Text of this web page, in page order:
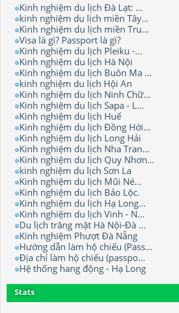
Kinh nghiệm du lịch Đà Lạt: ...
kinh nghiệm du lịch miền Tây...
Kinh nghiệm du lịch miền Tru...
Visa là gì? Passport là gì?
Kinh nghiệm du lịch Pleiku -...
Kinh nghiệm du lịch Hà Nội
Kinh nghiệm du lịch Buôn Ma ...
kinh nghiệm du lịch Hội An
Kinh nghiệm du lịch Ninh Chữ...
Kinh nghiệm du lịch Sapa - L...
Kinh nghiệm du lịch Huế
Kinh nghiệm du lịch Đồng Hới...
Kinh nghiệm du lịch Long Hải
Kinh nghiệm du lịch Nha Tran...
Kinh nghiệm du lịch Quy Nhơn...
kinh nghiệm du lịch Sơn La
Kinh nghiệm du lịch Mũi Né...
Kinh nghiệm du lịch Bảo Lộc.
Kinh nghiệm du lịch Hạ Long...
Kinh nghiệm du lịch Vinh - N...
Du lịch trăng mật Hà Nội-Đà ...
Kinh nghiệm Phượt Đà Nẵng
Hướng dẫn làm hộ chiếu (Pass...
Địa chỉ làm hộ chiếu (passpo...
Hệ thống hang động - Hạ Long
Stats